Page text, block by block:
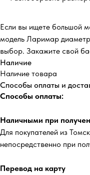
Если вы ищете большой
модель Ларимар
выбор. Закажите свой
Наличие
Наличие товара
Способы оплаты и
Способы оплаты:
Наличными при
Для покупателей из
непосредственно при
Перевод на карту